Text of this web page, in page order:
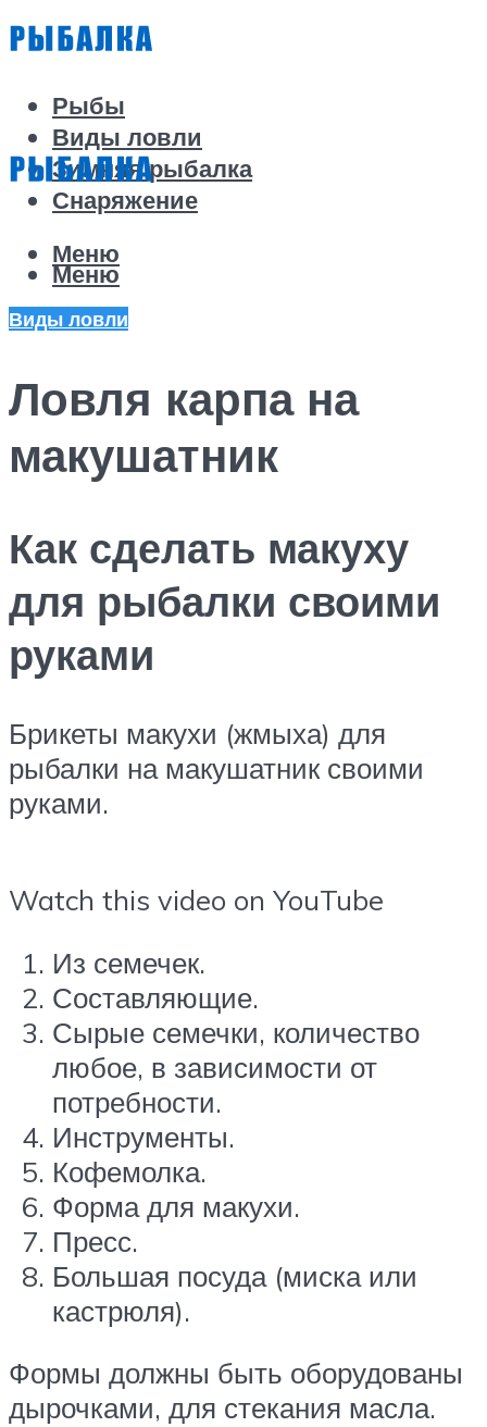
Рыбы
Виды ловли
Зимняя рыбалка
Снаряжение
Меню
Меню
Виды ловли
Ловля карпа на
макушатник
Как сделать макуху
для рыбалки своими
руками
Брикеты макухи (жмыха) для
рыбалки на макушатник своими
руками.
Watch this video on YouTube
Из семечек.
Составляющие.
Сырые семечки, количество
любое, в зависимости от
потребности.
Инструменты.
Кофемолка.
Форма для макухи.
Пресс.
Большая посуда (миска или
кастрюля).
Формы должны быть оборудованы
дырочками, для стекания масла.